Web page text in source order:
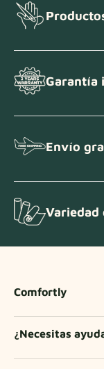
Garantía
Envío
Variedad
Comfortly
¿Necesitas